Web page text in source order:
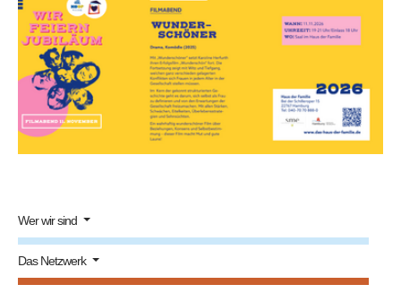
Wer wir sind
Das Netzwerk